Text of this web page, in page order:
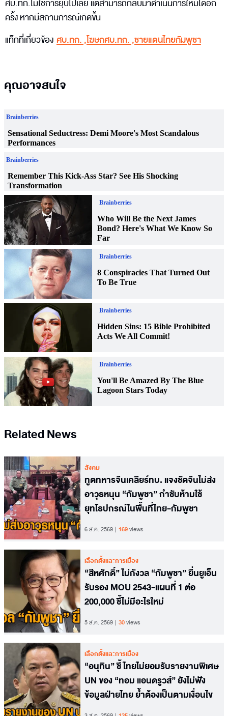
ศบ.ทก.ไม่ใช่การยุบไปเลย แต่สามารถกลับมาดำเนินการใหม่ได้อีก
ครั้ง หากมีสถานการณ์เกิดขึ้น
แท็กที่เกี่ยวข้อง ศบ.ทก. ,โฆษกศบ.ทก. ,ชายแดนไทยกัมพูชา
คุณอาจสนใจ
Related News
สังคม
ทูตทหารจีนเคลียร์ทบ. แจงชัดจีนไม่ส่ง
อาวุธหนุน “กัมพูชา” กำชับห้ามใช้
ยุทโธปกรณ์ในพื้นที่ไทย-กัมพูชา
6 ส.ค. 2569 169views
เลือกตั้งและการเมือง
“สีหศักดิ์” ไม่กังวล “กัมพูชา” ยื่นยูเอ็น
รับรอง MOU 2543-แผนที่ 1 ต่อ
200,000 ชี้ไม่มีอะไรใหม่
5 ส.ค. 2569 30views
เลือกตั้งและการเมือง
“อนุทิน” ชี้ ไทยไม่ยอมรับรายงานพิเศษ
UN ของ “ทอม แอนดรูวส์” ยังไม่ฟัง
ข้อมูลฝ่ายไทย ย้ำต้องเป็นตามเงื่อนไข